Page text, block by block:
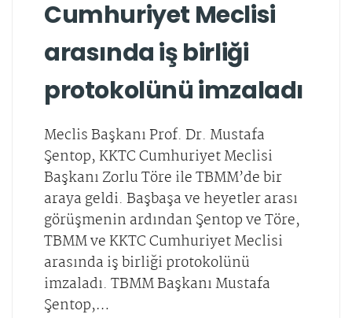
Cumhuriyet Meclisi
arasında iş birliği
protokolünü imzaladı
Meclis Başkanı Prof. Dr. Mustafa
Şentop, KKTC Cumhuriyet Meclisi
Başkanı Zorlu Töre ile TBMM’de bir
araya geldi. Başbaşa ve heyetler arası
görüşmenin ardından Şentop ve Töre,
TBMM ve KKTC Cumhuriyet Meclisi
arasında iş birliği protokolünü
imzaladı. TBMM Başkanı Mustafa
Şentop,…